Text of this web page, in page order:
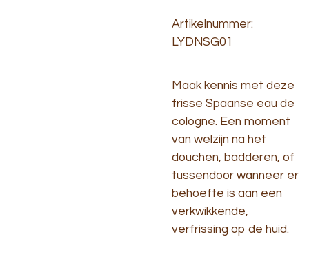
Artikelnummer:
LYDNSG01
Maak kennis met deze
frisse Spaanse eau de
cologne. Een moment
van welzijn na het
douchen, badderen, of
tussendoor wanneer er
behoefte is aan een
verkwikkende,
verfrissing op de huid.